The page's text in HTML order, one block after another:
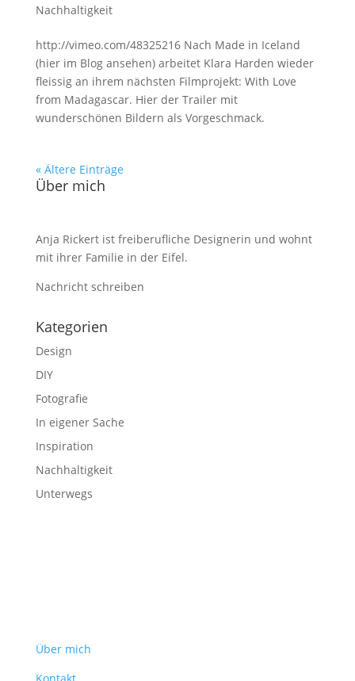
Nachhaltigkeit
http://vimeo.com/48325216 Nach Made in Iceland
(hier im Blog ansehen) arbeitet Klara Harden wieder
fleissig an ihrem nächsten Filmprojekt: With Love
from Madagascar. Hier der Trailer mit
wunderschönen Bildern als Vorgeschmack.
« Ältere Einträge
Über mich
Anja Rickert ist freiberufliche Designerin und wohnt
mit ihrer Familie in der Eifel.
Nachricht schreiben
Kategorien
Design
DIY
Fotografie
In eigener Sache
Inspiration
Nachhaltigkeit
Unterwegs
Über mich